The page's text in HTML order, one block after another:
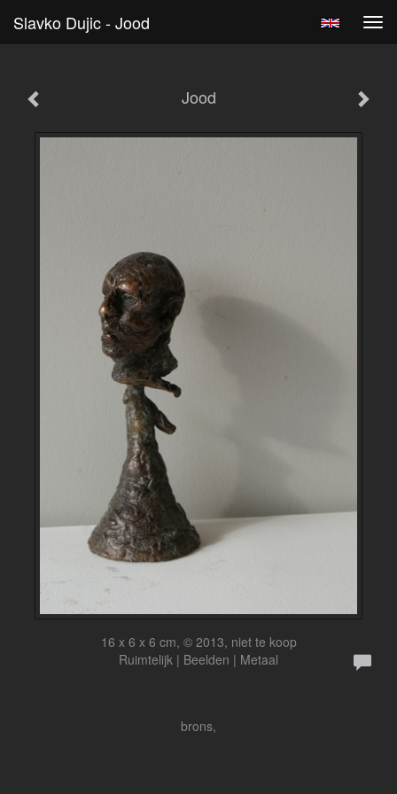
Slavko Dujic - Jood
Jood
16 x 6 x 6 cm, © 2013, niet te koop
Ruimtelijk | Beelden | Metaal
brons,